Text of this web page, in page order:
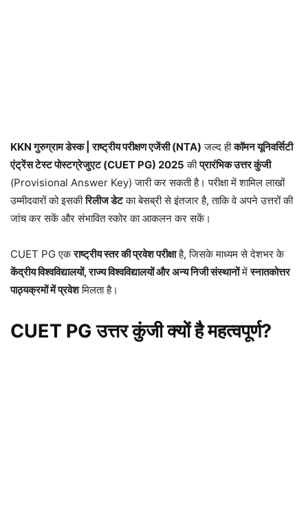
KKN गुरुग्राम डेस्क | राष्ट्रीय परीक्षण एजेंसी (NTA) जल्द हीकॉमन यूनिवर्सिटी
एंट्रेंस टेस्ट पोस्टग्रेजुएट (CUET PG) 2025 कीप्रारंभिक उत्तर कुंजी
(Provisional Answer Key) जारी कर सकती है। परीक्षा में शामिल लाखों
उम्मीदवारों को इसकीरिलीज डेटका बेसब्री से इंतजार है, ताकि वे अपने उत्तरों की
जांच कर सकें और संभावित स्कोर का आकलन कर सकें।
CUET PG एकराष्ट्रीय स्तर की प्रवेश परीक्षाहै, जिसके माध्यम से देशभर के
केंद्रीय विश्वविद्यालयों, राज्य विश्वविद्यालयों और अन्य निजी संस्थानोंमेंस्नातकोत्तर
पाठ्यक्रमों में प्रवेशमिलता है।
CUET PG उत्तर कुंजी क्यों है महत्वपूर्ण?